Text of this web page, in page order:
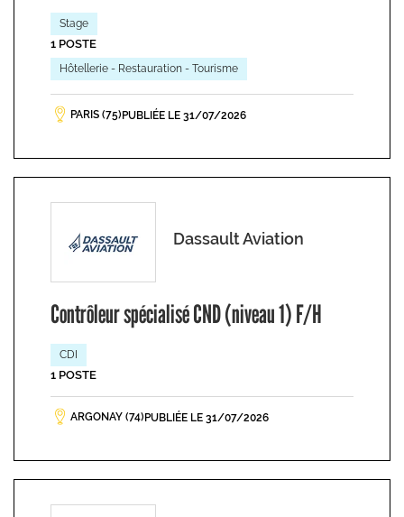
Stage
1 POSTE
Hôtellerie - Restauration - Tourisme
PARIS (75) PUBLIÉE LE 31/07/2026
Dassault Aviation
Contrôleur spécialisé CND (niveau 1) F/H
CDI
1 POSTE
ARGONAY (74) PUBLIÉE LE 31/07/2026